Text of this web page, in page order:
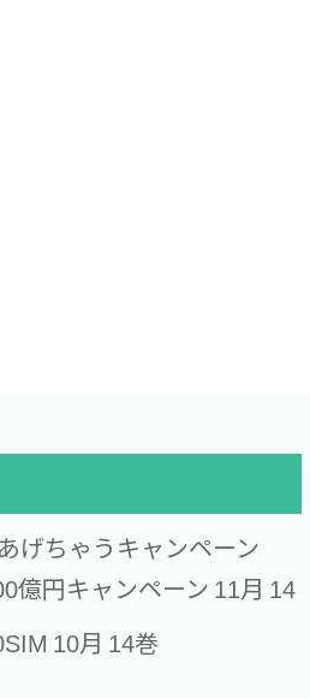
げちゃうキャンペーン
億円キャンペーン 11月 14
10月 14巻